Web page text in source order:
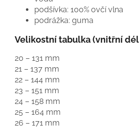
podšívka: 100% ovčí vlna
podrážka: guma
Velikostní tabulka (vnitřní
20 – 131 mm
21 – 137 mm
22 – 144 mm
23 – 151 mm
24 – 158 mm
25 – 164 mm
26 – 171 mm